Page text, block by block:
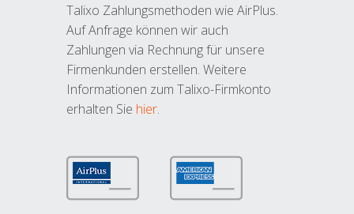
Talixo Zahlungsmethoden wie AirPlus.
Auf Anfrage können wir auch
Zahlungen via Rechnung für unsere
Firmenkunden erstellen. Weitere
Informationen zum Talixo-Firmkonto
erhalten Sie hier.